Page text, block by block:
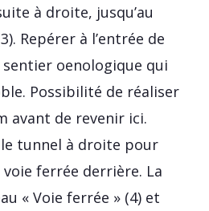
à droite, jusqu’au
Repérer à l’entrée de
sentier oenologique qui
Possibilité de réaliser
avant de revenir ici.
tunnel à droite pour
ferrée derrière. La
« Voie ferrée » (4) et